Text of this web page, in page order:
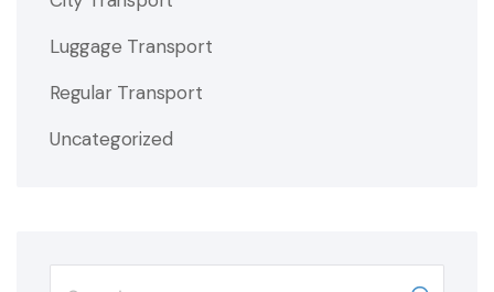
Luggage Transport
Regular Transport
Uncategorized